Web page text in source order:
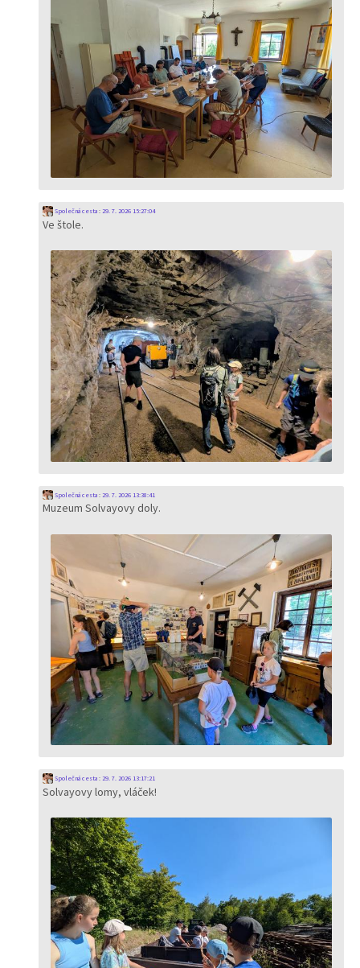
Společná cesta: 29. 7. 2026 15:27:04
Ve štole.
Společná cesta: 29. 7. 2026 13:38:41
Muzeum Solvayovy doly.
Společná cesta: 29. 7. 2026 13:17:21
Solvayovy lomy, vláček!